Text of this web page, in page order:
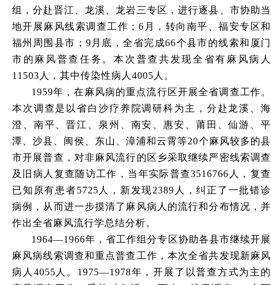
组，分赴晋江、龙溪、龙岩三专区，进行逐县、市协助当
地开展麻风线索调查工作；6月，转向南平、福安专区和
福州周围县市；9月底，全省完成66个县市的线索和厦门
市的麻风普查任务。本次普查共发现全省有麻风病人
11503人，其中传染性病人4005人。
1959年，在麻风病的重点流行区开展全省调查工作。
本次调查是以省白沙疗养院调研科为主，分赴龙溪、海
澄、南平、晋江、泉州、南安、惠安、莆田、仙游、平
潭、沙县、闽侯、东山、漳浦和云霄等20个麻风较多的县
市开展普查，对非麻风流行的区乡采取继续严密线索调查
及旧病人复查随访工作，当年实际普查3516766人，复查
已知原有患者5725人，新发现2389人，纠正了一批错诊
病例，从而进一步摸清了麻风病人的流行和分布情况，并
作出全省麻风流行学总结分析。
1964—1966年，省工作组分专区协助各县市继续开展
麻风病线索调查和重点普查工作，本次全省共发现新麻风
病人4055人。1975—1978年，开展了以普查方式为主的